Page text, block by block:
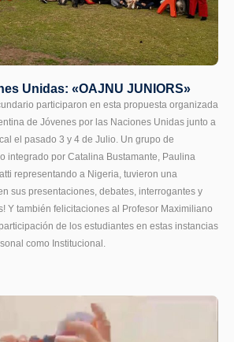
Unidas: «OAJNU JUNIORS»
participaron en esta propuesta organizada
de Jóvenes por las Naciones Unidas junto a
el pasado 3 y 4 de Julio. Un grupo de
integrado por Catalina Bustamante, Paulina
representando a Nigeria, tuvieron una
sus presentaciones, debates, interrogantes y
Y también felicitaciones al Profesor Maximiliano
de los estudiantes en estas instancias
como Institucional.